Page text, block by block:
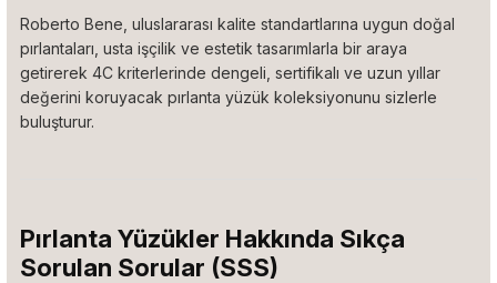
Roberto Bene, uluslararası kalite standartlarına uygun doğal
pırlantaları, usta işçilik ve estetik tasarımlarla bir araya
getirerek 4C kriterlerinde dengeli, sertifikalı ve uzun yıllar
değerini koruyacak pırlanta yüzük koleksiyonunu sizlerle
buluşturur.
Pırlanta Yüzükler Hakkında Sıkça
Sorulan Sorular (SSS)